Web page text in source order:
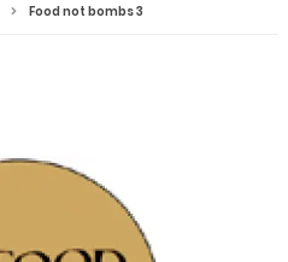
Food not bombs 3